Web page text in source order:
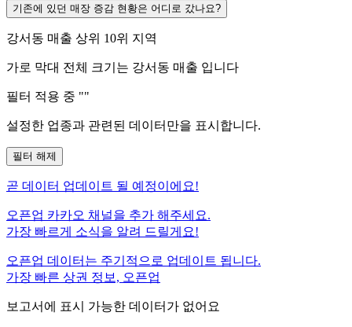
기존에 있던 매장 증감 현황은 어디로 갔나요?
강서동 매출 상위 10위 지역
가로 막대 전체 크기는 강서동 매출 입니다
필터 적용 중 ""
설정한 업종과 관련된 데이터만을 표시합니다.
필터 해제
곧 데이터 업데이트 될 예정이에요!
오픈업 카카오 채널을 추가 해주세요.
가장 빠르게 소식을 알려 드릴게요!
오픈업 데이터는 주기적으로 업데이트 됩니다.
가장 빠른 상권 정보, 오픈업
보고서에 표시 가능한 데이터가 없어요